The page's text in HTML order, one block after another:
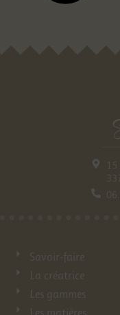
Savoir-faire
La créatrice
Les gammes